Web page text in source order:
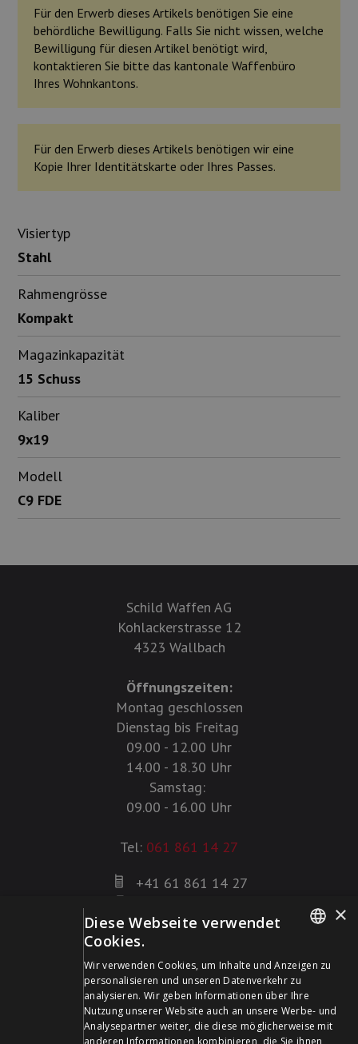
Für den Erwerb dieses Artikels benötigen Sie eine
behördliche Bewilligung. Falls Sie nicht wissen, welche
Bewilligung für diesen Artikel benötigt wird,
kontaktieren Sie bitte das kantonale Waffenbüro
Ihres Wohnkantons.
Für den Erwerb dieses Artikels benötigen wir eine
Kopie Ihrer Identitätskarte oder Ihres Passes.
Visiertyp
Stahl
Rahmengrösse
Kompakt
Magazinkapazität
15 Schuss
Kaliber
9x19
Modell
C9 FDE
Schild Waffen AG
Kohlackerstrasse 12
4323 Wallbach
Öffnungszeiten:
Montag geschlossen
Dienstag bis Freitag
09.00 - 12.00 Uhr
14.00 - 18.30 Uhr
Samstag:
09.00 - 16.00 Uhr
Tel: 061 861 14 27
+41 61 861 14 27
info@schildwaffen.ch
Zahlungsmittel
FRENCH
×
Diese Webseite verwendet
Cookies.
Wir verwenden Cookies, um Inhalte und Anzeigen zu
personalisieren und unseren Datenverkehr zu
analysieren. Wir geben Informationen über Ihre
Nutzung unserer Website auch an unsere Werbe- und
Analysepartner weiter, die diese möglicherweise mit
anderen Informationen kombinieren, die Sie ihnen